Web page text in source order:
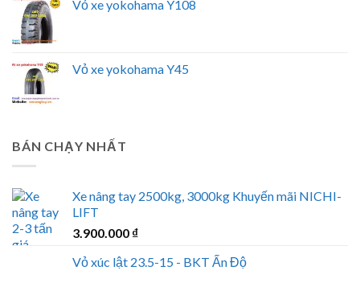
Vỏ xe yokohama Y108
Vỏ xe yokohama Y45
BÁN CHẠY NHẤT
Xe nâng tay 2500kg, 3000kg Khuyến mãi NICHI-
LIFT
3.900.000 ₫
Vỏ xúc lật 23.5-15 - BKT Ấn Độ